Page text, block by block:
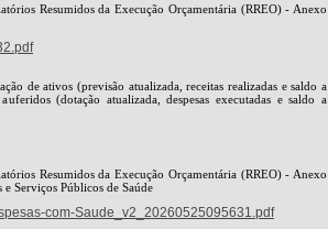
Resumidos da Execução Orçamentária (RREO) - Anexo
de ativos (previsão atualizada, receitas realizadas e saldo a
(dotação atualizada, despesas executadas e saldo a
Resumidos da Execução Orçamentária (RREO) - Anexo
e Serviços Públicos de Saúde
com-Saude_v2_20260525095631.pdf